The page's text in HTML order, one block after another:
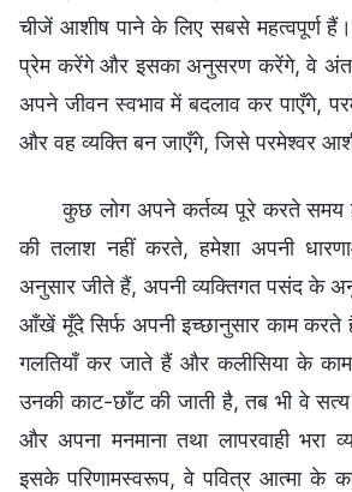
चीजें आशीष पाने के लिए सबसे महत्वपूर्ण
प्रेम करेंगे और इसका अनुसरण करेंगे, वे
अपने जीवन स्वभाव में बदलाव कर पाएँगे,
और वह व्यक्ति बन जाएँगे, जिसे परमेश्वर
कुछ लोग अपने कर्तव्य पूरे करते समय
की तलाश नहीं करते, हमेशा अपनी
अनुसार जीते हैं, अपनी व्यक्तिगत पसंद के
आँखें मूँदे सिर्फ अपनी इच्छानुसार काम
गलतियाँ कर जाते हैं और कलीसिया के
उनकी काट-छाँट की जाती है, तब भी वे
और अपना मनमाना तथा लापरवाही भरा
इसके परिणामस्वरूप, वे पवित्र आत्मा के